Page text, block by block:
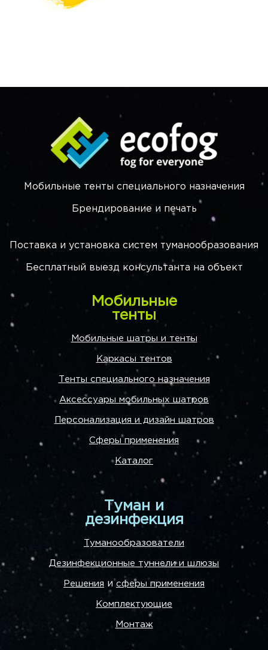
Мобильные тенты специального назначения
Брендирование и печать
Поставка и установка систем туманообразования
Бесплатный выезд консультанта на объект
Мобильные
тенты
Мобильные шатры и тенты
Каркасы тентов
Тенты специального назначения
Аксессуары мобильных шатров
Персонализация и дизайн шатров
Сферы применения
Каталог
Туман и
дезинфекция
Туманообразователи
Дезинфекционные туннели и шлюзы
Решения исферы применения
Комплектующие
Монтаж